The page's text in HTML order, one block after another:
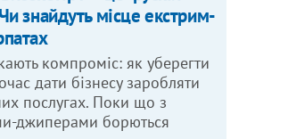
знайдуть місце екстрим-
компроміс: як уберегти
дати бізнесу заробляти
послугах. Поки що з
джиперами борються